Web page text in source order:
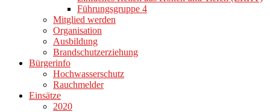
Führungsgruppe 4
Mitglied werden
Organisation
Ausbildung
Brandschutzerziehung
Bürgerinfo
Hochwasserschutz
Rauchmelder
Einsätze
2020